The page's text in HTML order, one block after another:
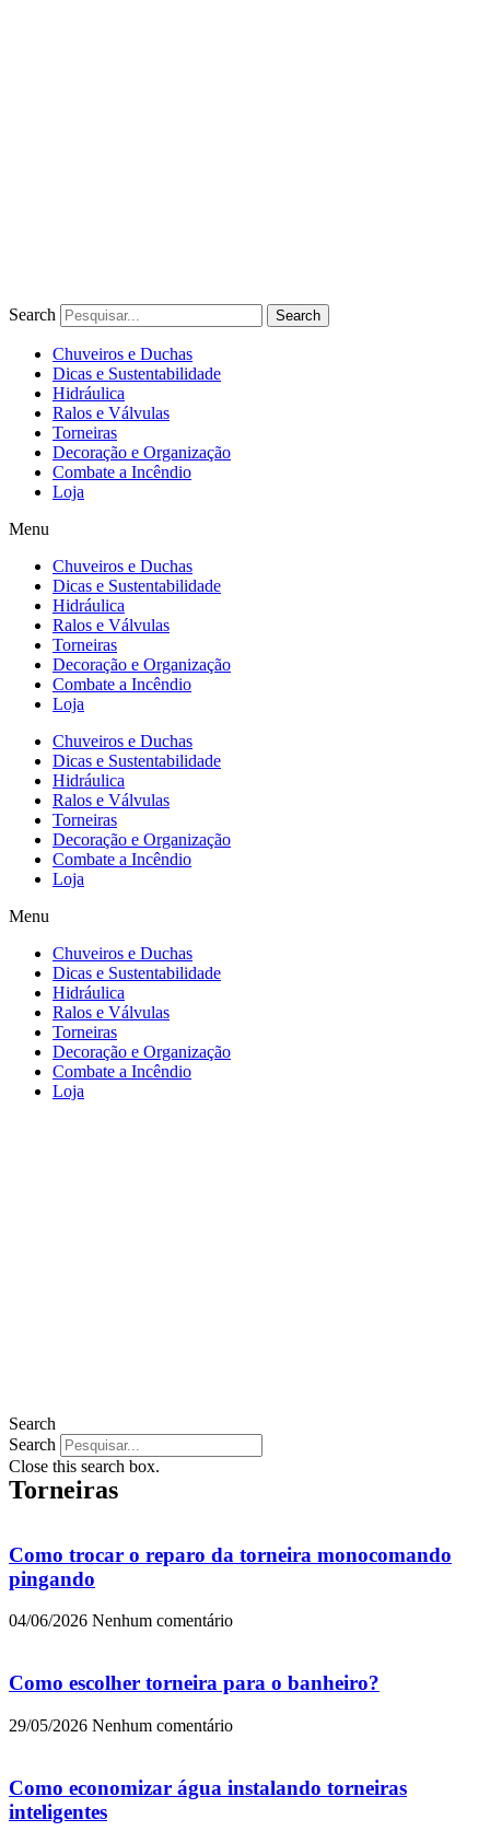
Search Search
Chuveiros e Duchas
Dicas e Sustentabilidade
Hidráulica
Ralos e Válvulas
Torneiras
Decoração e Organização
Combate a Incêndio
Loja
Menu
Chuveiros e Duchas
Dicas e Sustentabilidade
Hidráulica
Ralos e Válvulas
Torneiras
Decoração e Organização
Combate a Incêndio
Loja
Chuveiros e Duchas
Dicas e Sustentabilidade
Hidráulica
Ralos e Válvulas
Torneiras
Decoração e Organização
Combate a Incêndio
Loja
Menu
Chuveiros e Duchas
Dicas e Sustentabilidade
Hidráulica
Ralos e Válvulas
Torneiras
Decoração e Organização
Combate a Incêndio
Loja
Search
Search
Close this search box.
Torneiras
Como trocar o reparo da torneira monocomando
pingando
04/06/2026 Nenhum comentário
Como escolher torneira para o banheiro?
29/05/2026 Nenhum comentário
Como economizar água instalando torneiras
inteligentes